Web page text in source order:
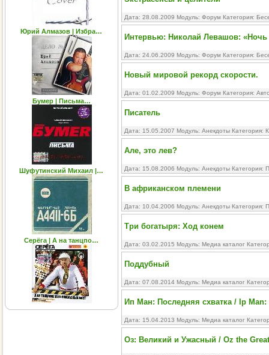
Юрий Алмазов | Избра…
Бумер | Письма…
Шуфутинский Михаил |…
Серёга | А на танцпо…
Дата: 28.08.2009 Модуль: Форум Категория:
Интервью: Николай Левашов:
Дата: 24.06.2009 Модуль: Форум Категория:
Новый мировой рекорд скорости.
Дата: 01.02.2009 Модуль: Форум Категория:
Писатель
Дата: 15.05.2007 Модуль: Анекдоты Категория:
Але, это лев?
Дата: 15.08.2006 Модуль: Анекдоты Категория:
В африканском племени
Дата: 10.04.2006 Модуль: Анекдоты Категория:
Три богатыря: Ход конем
Дата: 03.02.2015 Модуль: Медиа каталог
Поддубный
Дата: 07.08.2014 Модуль: Медиа каталог
Ип Ман: Последняя схватка / Ip
Дата: 15.04.2013 Модуль: Медиа каталог
Оз: Великий и Ужасный / Oz the